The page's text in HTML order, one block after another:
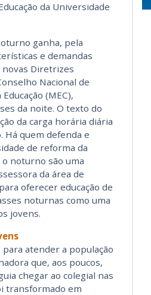
da Universidade
ganha, pela
e demandas
novas Diretrizes
Nacional de
(MEC),
da noite. O texto do
da carga horária diária
Há quem defenda e
de reforma da
o noturno são uma
da área de
oferecer educação de
noturnas como uma
jovens.
para atender a população
que, aos poucos,
chegar ao colegial nas
transformado em